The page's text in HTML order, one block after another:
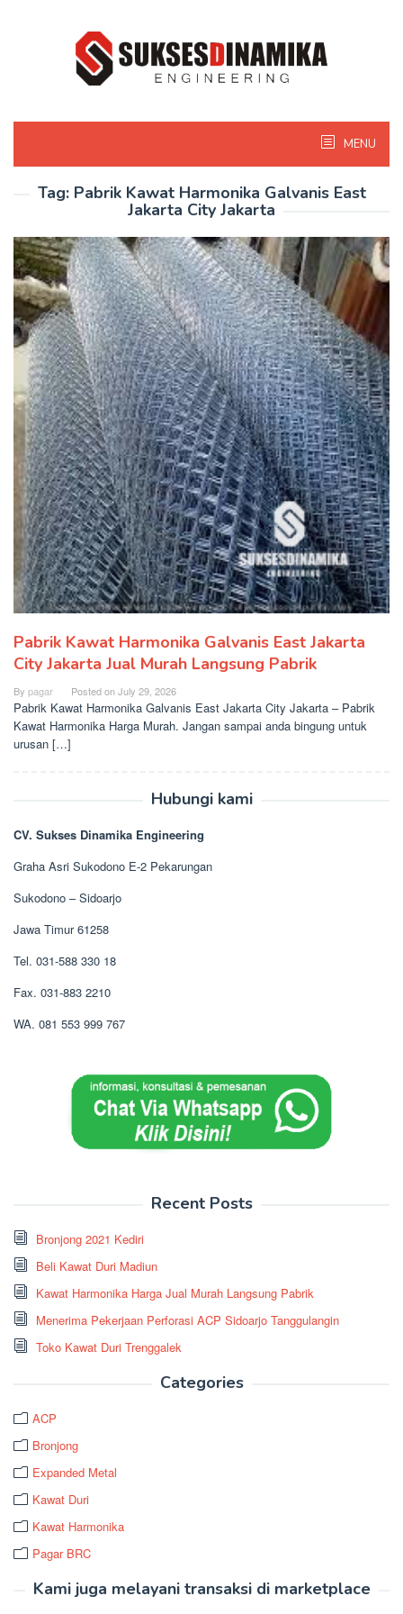
MENU
Tag: Pabrik Kawat Harmonika Galvanis East
Jakarta City Jakarta
Pabrik Kawat Harmonika Galvanis East Jakarta
City Jakarta Jual Murah Langsung Pabrik
By pagar Posted onJuly 29, 2026
Pabrik Kawat Harmonika Galvanis East Jakarta City Jakarta – Pabrik
Kawat Harmonika Harga Murah. Jangan sampai anda bingung untuk
urusan […]
Hubungi kami
CV. Sukses Dinamika Engineering
Graha Asri Sukodono E-2 Pekarungan
Sukodono – Sidoarjo
Jawa Timur 61258
Tel. 031-588 330 18
Fax. 031-883 2210
WA. 081 553 999 767
Recent Posts
Bronjong 2021 Kediri
Beli Kawat Duri Madiun
Kawat Harmonika Harga Jual Murah Langsung Pabrik
Menerima Pekerjaan Perforasi ACP Sidoarjo Tanggulangin
Toko Kawat Duri Trenggalek
Categories
ACP
Bronjong
Expanded Metal
Kawat Duri
Kawat Harmonika
Pagar BRC
Kami juga melayani transaksi di marketplace